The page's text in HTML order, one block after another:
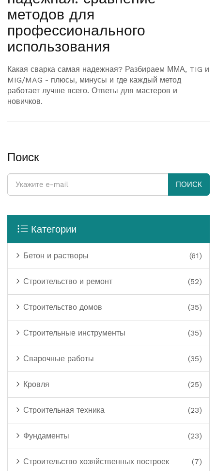
методов для
профессионального
использования
Какая сварка самая надежная? Разбираем ММА, TIG и
MIG/MAG - плюсы, минусы и где каждый метод
работает лучше всего. Ответы для мастеров и
новичков.
Поиск
ПОИСК
Категории
Бетон и растворы (61)
Строительство и ремонт (52)
Строительство домов (35)
Строительные инструменты (35)
Сварочные работы (35)
Кровля (25)
Строительная техника (23)
Фундаменты (23)
Строительство хозяйственных построек (7)